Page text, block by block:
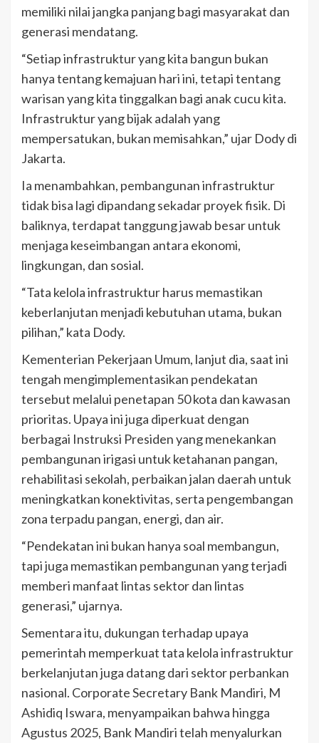
memiliki nilai jangka panjang bagi masyarakat dan
generasi mendatang.
“Setiap infrastruktur yang kita bangun bukan
hanya tentang kemajuan hari ini, tetapi tentang
warisan yang kita tinggalkan bagi anak cucu kita.
Infrastruktur yang bijak adalah yang
mempersatukan, bukan memisahkan,” ujar Dody di
Jakarta.
Ia menambahkan, pembangunan infrastruktur
tidak bisa lagi dipandang sekadar proyek fisik. Di
baliknya, terdapat tanggung jawab besar untuk
menjaga keseimbangan antara ekonomi,
lingkungan, dan sosial.
“Tata kelola infrastruktur harus memastikan
keberlanjutan menjadi kebutuhan utama, bukan
pilihan,” kata Dody.
Kementerian Pekerjaan Umum, lanjut dia, saat ini
tengah mengimplementasikan pendekatan
tersebut melalui penetapan 50 kota dan kawasan
prioritas. Upaya ini juga diperkuat dengan
berbagai Instruksi Presiden yang menekankan
pembangunan irigasi untuk ketahanan pangan,
rehabilitasi sekolah, perbaikan jalan daerah untuk
meningkatkan konektivitas, serta pengembangan
zona terpadu pangan, energi, dan air.
“Pendekatan ini bukan hanya soal membangun,
tapi juga memastikan pembangunan yang terjadi
memberi manfaat lintas sektor dan lintas
generasi,” ujarnya.
Sementara itu, dukungan terhadap upaya
pemerintah memperkuat tata kelola infrastruktur
berkelanjutan juga datang dari sektor perbankan
nasional. Corporate Secretary Bank Mandiri, M
Ashidiq Iswara, menyampaikan bahwa hingga
Agustus 2025, Bank Mandiri telah menyalurkan